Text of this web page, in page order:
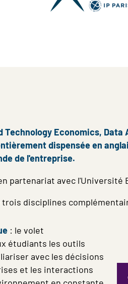
Technology Economics,
dispensée en
de l'entreprise.
partenariat avec l'Université
disciplines
: le volet
étudiants les outils
avec les décisions
et les interactions